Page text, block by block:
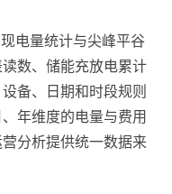
电量统计与尖峰平谷
数、储能充放电累计
备、日期和时段规则
年维度的电量与费用
分析提供统一数据来